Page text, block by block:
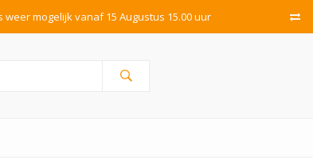
mogelijk vanaf 15 Augustus 15.00 uur